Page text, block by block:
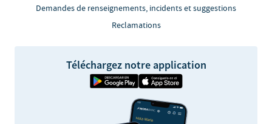
Demandes de renseignements, incidents et suggestions
Reclamations
Téléchargez notre application